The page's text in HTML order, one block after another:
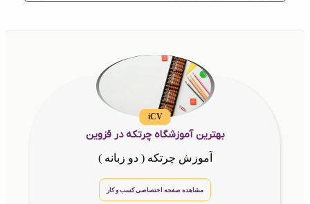
iCV
بهترین آموزشگاه چرتکه در قزوین
آموزش چرتکه ( دو زبانه )
مشاهده صفحه اختصاصی کسب و کار